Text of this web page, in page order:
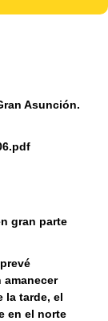
Asunción.
gran parte
la tarde, el
en el norte